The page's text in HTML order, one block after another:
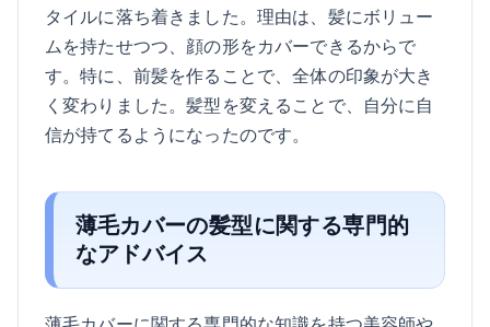
タイルに落ち着きました。理由は、髪にボリュー
ムを持たせつつ、顔の形をカバーできるからで
す。特に、前髪を作ることで、全体の印象が大き
く変わりました。髪型を変えることで、自分に自
信が持てるようになったのです。
薄毛カバーの髪型に関する専門的
なアドバイス